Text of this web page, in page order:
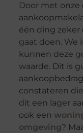
Door met
één ding zeker
gaat doen. We
kunnen deze
waarde. Dit is
constateren
dit een lager
ook een
omgeving?